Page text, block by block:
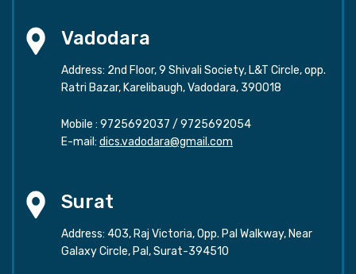
Vadodara
Address: 2nd Floor, 9 Shivali Society, L&T Circle, opp.
Ratri Bazar, Karelibaugh, Vadodara, 390018
Mobile : 9725692037 / 9725692054
E-mail: dics.vadodara@gmail.com
Surat
Address: 403, Raj Victoria, Opp. Pal Walkway, Near
Galaxy Circle, Pal, Surat-394510